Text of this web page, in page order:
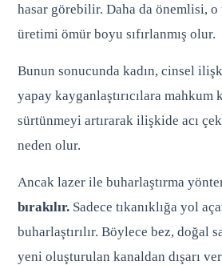
hasar görebilir. Daha da önemlisi, o
üretimi ömür boyu sıfırlanmış olur.
Bunun sonucunda kadın, cinsel
yapay kayganlaştırıcılara
sürtünmeyi artırarak ilişkide acı
neden olur.
Ancak lazer ile buharlaştırma
bırakılır. Sadece tıkanıklığa yol
buharlaştırılır. Böylece bez, doğal
yeni oluşturulan kanaldan dışarı